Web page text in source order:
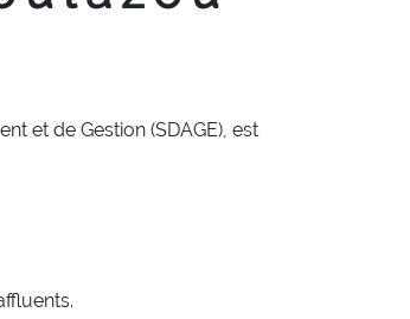
et de Gestion (SDAGE), est